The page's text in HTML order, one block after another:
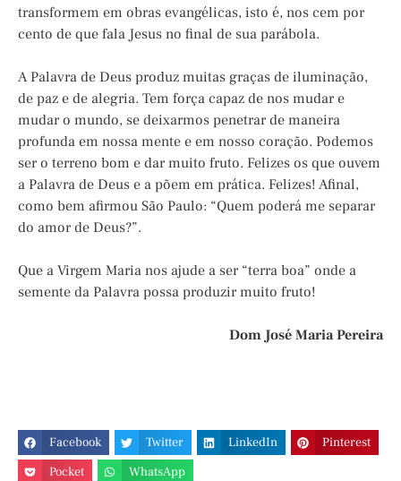
transformem em obras evangélicas, isto é, nos cem por
cento de que fala Jesus no final de sua parábola.
A Palavra de Deus produz muitas graças de iluminação,
de paz e de alegria. Tem força capaz de nos mudar e
mudar o mundo, se deixarmos penetrar de maneira
profunda em nossa mente e em nosso coração. Podemos
ser o terreno bom e dar muito fruto. Felizes os que ouvem
a Palavra de Deus e a põem em prática. Felizes! Afinal,
como bem afirmou São Paulo: “Quem poderá me separar
do amor de Deus?”.
Que a Virgem Maria nos ajude a ser “terra boa” onde a
semente da Palavra possa produzir muito fruto!
Dom José Maria Pereira
Facebook Twitter LinkedIn
Pinterest
Pocket
WhatsApp